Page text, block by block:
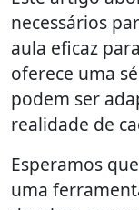
necessários
aula eficaz
oferece uma
podem ser
realidade de
Esperamos
uma